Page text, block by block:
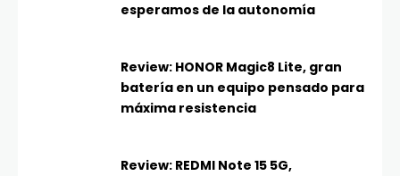
esperamos de la autonomía
Review: HONOR Magic8 Lite, gran
batería en un equipo pensado para
máxima resistencia
Review: REDMI Note 15 5G,